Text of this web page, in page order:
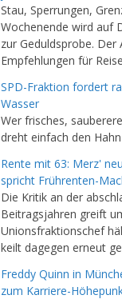
Stau, Sperrungen,
Wochenende wird auf
zur Geduldsprobe. Der
Empfehlungen für
SPD-Fraktion fordert
Wasser
Wer frisches,
dreht einfach den
Rente mit 63: Merz'
spricht Frührenten-
Die Kritik an der
Beitragsjahren greift
Unionsfraktionschef
keilt dagegen erneut
Freddy Quinn in
zum Karriere-